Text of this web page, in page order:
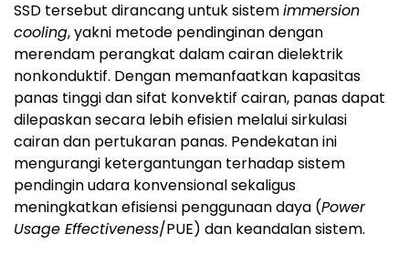
SSD tersebut dirancang untuk sistemimmersion
cooling, yakni metode pendinginan dengan
merendam perangkat dalam cairan dielektrik
nonkonduktif. Dengan memanfaatkan kapasitas
panas tinggi dan sifat konvektif cairan, panas dapat
dilepaskan secara lebih efisien melalui sirkulasi
cairan dan pertukaran panas. Pendekatan ini
mengurangi ketergantungan terhadap sistem
pendingin udara konvensional sekaligus
meningkatkan efisiensi penggunaan daya (Power
Usage Effectiveness/PUE) dan keandalan sistem.